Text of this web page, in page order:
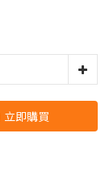
立即購買